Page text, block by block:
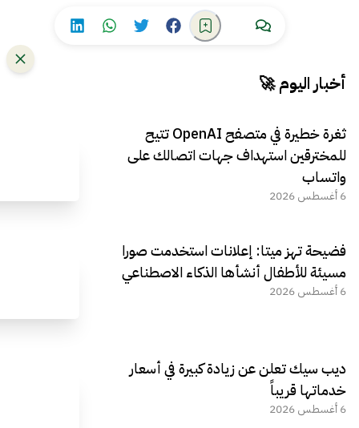
أخبار اليوم 🚀
ثغرة خطيرة في متصفح OpenAI تتيح
للمخترقين استهداف جهات اتصالك على
واتساب
6 أغسطس 2026
فضيحة تهز ميتا: إعلانات استخدمت صورا
مسيئة للأطفال أنشأها الذكاء الاصطناعي
6 أغسطس 2026
ديب سيك تعلن عن زيادة كبيرة في أسعار
خدماتها قريباً
6 أغسطس 2026